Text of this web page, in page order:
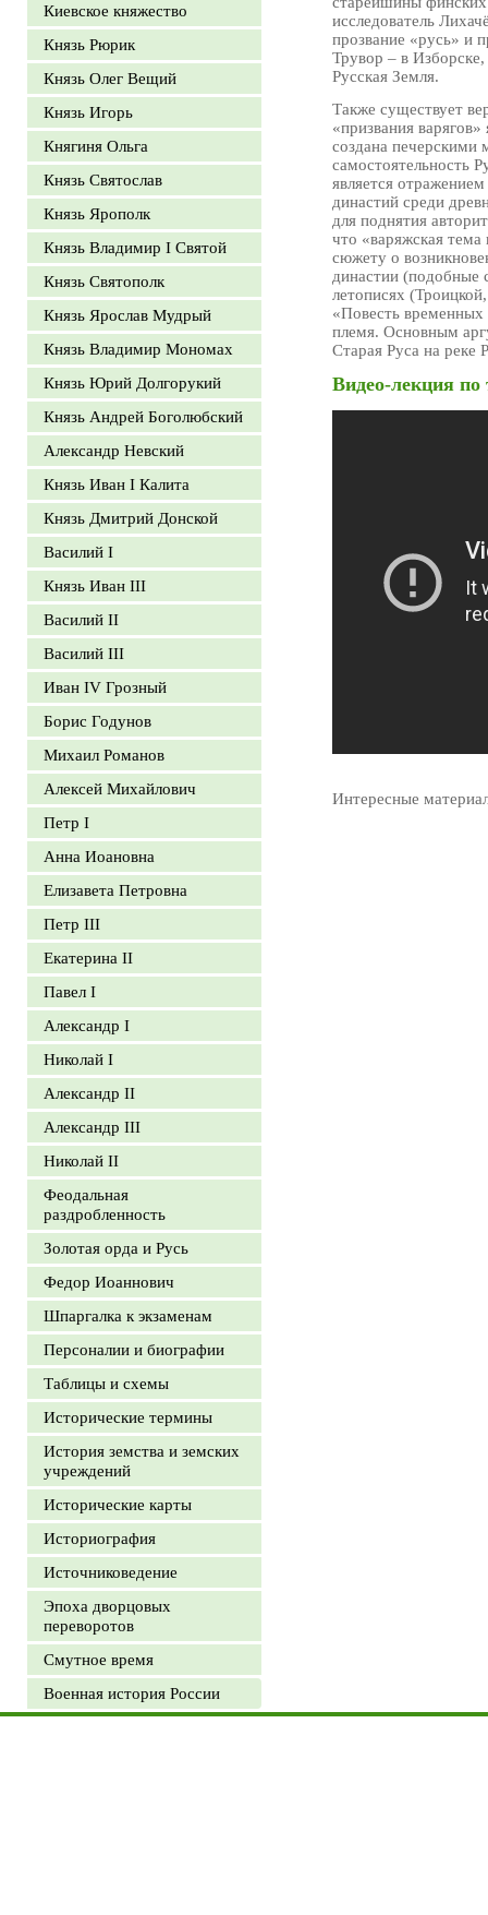
Киевское княжество
Князь Рюрик
Князь Олег Вещий
Князь Игорь
Княгиня Ольга
Князь Святослав
Князь Ярополк
Князь Владимир I Святой
Князь Святополк
Князь Ярослав Мудрый
Князь Владимир Мономах
Князь Юрий Долгорукий
Князь Андрей Боголюбский
Александр Невский
Князь Иван I Калита
Князь Дмитрий Донской
Василий I
Князь Иван III
Василий II
Василий III
Иван IV Грозный
Борис Годунов
Михаил Романов
Алексей Михайлович
Петр I
Анна Иоановна
Елизавета Петровна
Петр III
Екатерина II
Павел I
Александр I
Николай I
Александр II
Александр III
Николай II
Феодальная
раздробленность
Золотая орда и Русь
Федор Иоаннович
Шпаргалка к экзаменам
Персоналии и биографии
Таблицы и схемы
Исторические термины
История земства и земских
учреждений
Исторические карты
Историография
Источниковедение
Эпоха дворцовых
переворотов
Смутное время
Военная история России
исследователь
прозвание «русь» и
Трувор – в
Русская Земля.
Также существует
«призвания
создана печерскими
самостоятельность
является
династий среди
для поднятия
что «варяжская
сюжету о
династии (подобные
летописях
«Повесть временных
племя. Основным
Старая Руса на реке
Видео-лекция по
Интересные